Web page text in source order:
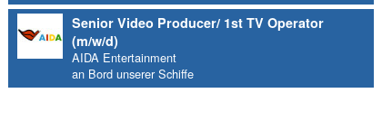
Senior Video Producer/ 1st TV Operator
(m/w/d)
AIDA Entertainment
an Bord unserer Schiffe